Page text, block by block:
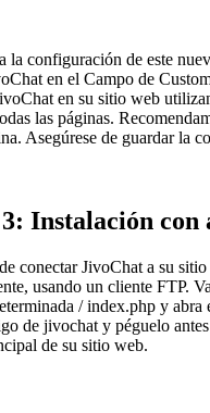
la configuración de este
en el Campo de
en su sitio web
las páginas.
Asegúrese de guardar la
Instalación con
conectar JivoChat a su
usando un cliente FTP.
/ index.php y abra
de jivochat y péguelo
de su sitio web.